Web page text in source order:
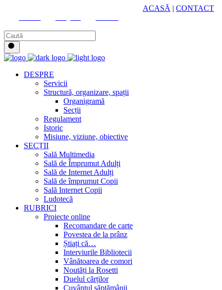
ACASĂ | CONTACT
DESPRE
Servicii
Structură, organizare, spații
Organigramă
Secții
Regulament
Istoric
Misiune, viziune, obiective
SECȚII
Sală Multimedia
Sală de Împrumut Adulți
Sală de Internet Adulți
Sală de împrumut Copii
Sală Internet Copii
Ludotecă
RUBRICI
Proiecte online
Recomandare de carte
Povestea de la prânz
Știați că…
Interviurile Bibliotecii
Vânătoarea de comori
Noutăți la Rosetti
Duelul cărților
Cuvântul săptămânii